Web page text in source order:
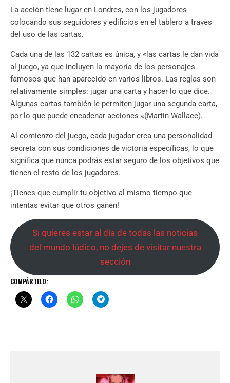
La acción tiene lugar en Londres, con los jugadores
colocando sus seguidores y edificios en el tablero a través
del uso de las cartas.
Cada una de las 132 cartas es única, y «las cartas le dan vida
al juego, ya que incluyen la mayoría de los personajes
famosos que han aparecido en varios libros. Las reglas son
relativamente simples: jugar una carta y hacer lo que dice.
Algunas cartas también le permiten jugar una segunda carta,
por lo que puede encadenar acciones «(Martin Wallace).
Al comienzo del juego, cada jugador crea una personalidad
secreta con sus condiciones de victoria específicas, lo que
significa que nunca podrás estar seguro de los objetivos que
tienen el resto de los jugadores.
¡Tienes que cumplir tu objetivo al mismo tiempo que
intentas evitar que otros ganen!
Si quieres estar al día de todas las noticias
del mundo lúdico, no dejes de visitar nuestra
sección
COMPÁRTELO: